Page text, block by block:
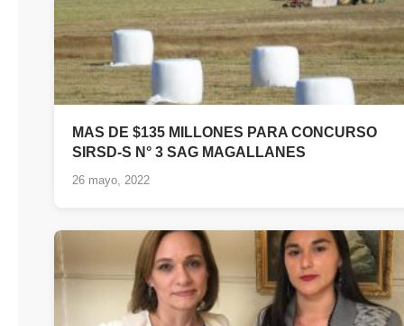
MAS DE $135 MILLONES PARA CONCURSO
SIRSD-S N° 3 SAG MAGALLANES
26 mayo, 2022